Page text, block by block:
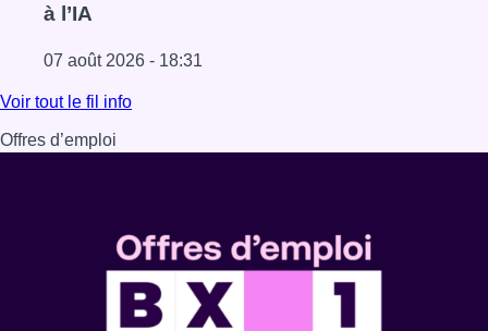
à l’IA
07 août 2026 - 18:31
Lire l'article Pizza Nizar: un coup de pub inattendu grâce
Voir tout le fil info
Offres d’emploi